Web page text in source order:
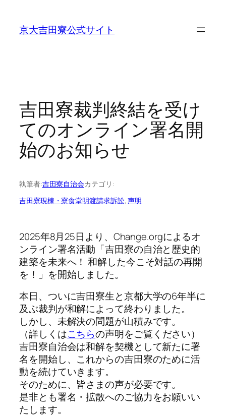
京大吉田寮公式サイト
吉田寮裁判終結を受け
てのオンライン署名開
始のお知らせ
執筆者:吉田寮自治会カテゴリ:
吉田寮現棟・寮食堂明渡請求訴訟, 声明
2025年8月25日より、Change.orgによるオ
ンライン署名活動「吉田寮の自治と歴史的
建築を未来へ！ 和解した今こそ対話の再開
を！」を開始しました。
本日、ついに吉田寮生と京都大学の6年半に
及ぶ裁判が和解によって終わりました。
しかし、未解決の問題が山積みです。
（詳しくはこちらの声明をご覧ください）
吉田寮自治会は和解を契機として新たに署
名を開始し、これからの吉田寮のために活
動を続けていきます。
そのために、皆さまの声が必要です。
是非とも署名・拡散へのご協力をお願いい
たします。